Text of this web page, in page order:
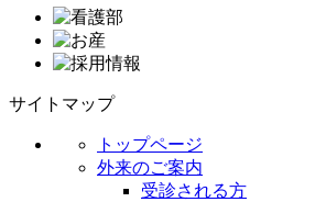
サイトマップ
トップページ
外来のご案内
受診される方